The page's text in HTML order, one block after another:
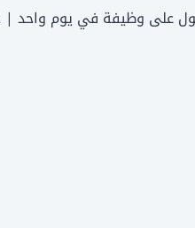
على وظيفة في يوم واحد |